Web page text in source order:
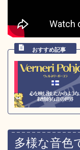
多様な音色